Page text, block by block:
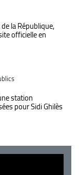
la République,
officielle en
station
pour Sidi Ghilès